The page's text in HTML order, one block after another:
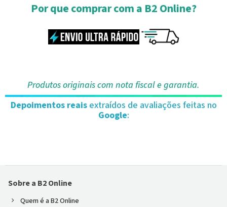
Por que comprar com a B2 Online?
Produtos originais com nota fiscal e garantia.
Depoimentos reaisextraídos de avaliações feitas no
Google:
Sobre a B2 Online
Quem é a B2 Online